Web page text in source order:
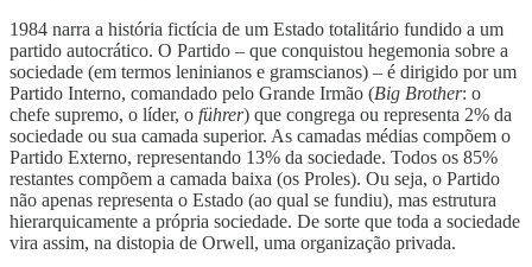
1984 narra a história fictícia de um Estado totalitário fundido a um
partido autocrático. O Partido – que conquistou hegemonia sobre a
sociedade (em termos leninianos e gramscianos) – é dirigido por um
Partido Interno, comandado pelo Grande Irmão (Big Brother: o
chefe supremo, o líder, o führer) que congrega ou representa 2% da
sociedade ou sua camada superior. As camadas médias compõem o
Partido Externo, representando 13% da sociedade. Todos os 85%
restantes compõem a camada baixa (os Proles). Ou seja, o Partido
não apenas representa o Estado (ao qual se fundiu), mas estrutura
hierarquicamente a própria sociedade. De sorte que toda a sociedade
vira assim, na distopia de Orwell, uma organização privada.